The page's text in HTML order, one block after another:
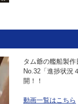
タム爺の艦船製作
No.32「進捗状
開！！
動画一覧はこちら